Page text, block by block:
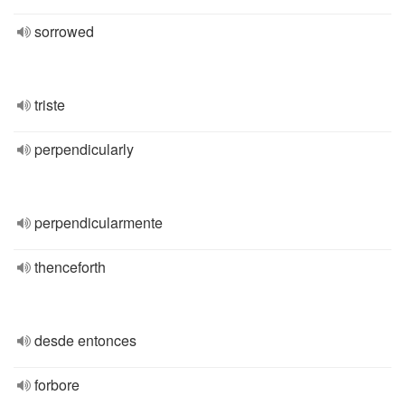
sorrowed
triste
perpendicularly
perpendicularmente
thenceforth
desde entonces
forbore